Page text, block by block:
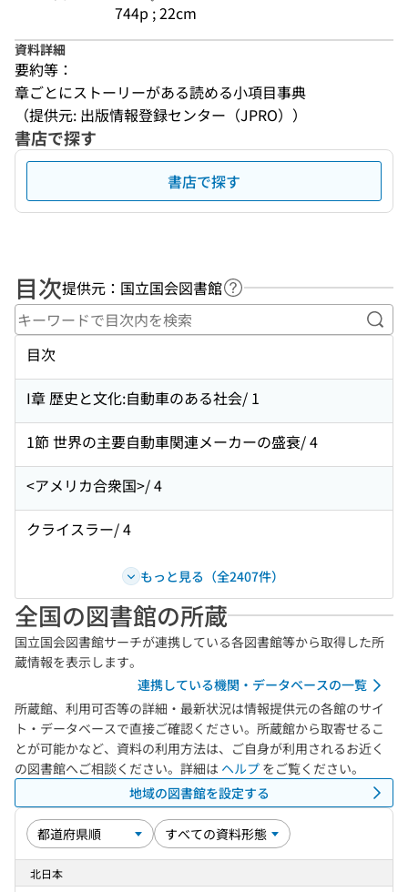
744p ; 22cm
資料詳細
要約等：
章ごとにストーリーがある読める小項目事典
（提供元: 出版情報登録センター（JPRO））
書店で探す
書店で探す
目次提供元：国立国会図書館 ヘルプページへのリンク
キ
目次
I章 歴史と文化:自動車のある社会/ 1
1節 世界の主要自動車関連メーカーの盛衰/ 4
<アメリカ合衆国>/ 4
クライスラー/ 4
もっと見る（全2407件）
全国の図書館の所蔵
国立国会図書館サーチが連携している各図書館等から取得した所
蔵情報を表示します。
連携している機関・データベースの一覧
所蔵館、利用可否等の詳細・最新状況は情報提供元の各館のサイ
ト・データベースで直接ご確認ください。所蔵館から取寄せるこ
とが可能かなど、資料の利用方法は、ご自身が利用されるお近く
の図書館へご相談ください。詳細は ヘルプ をご覧ください。
地域の図書館を設定する
北日本